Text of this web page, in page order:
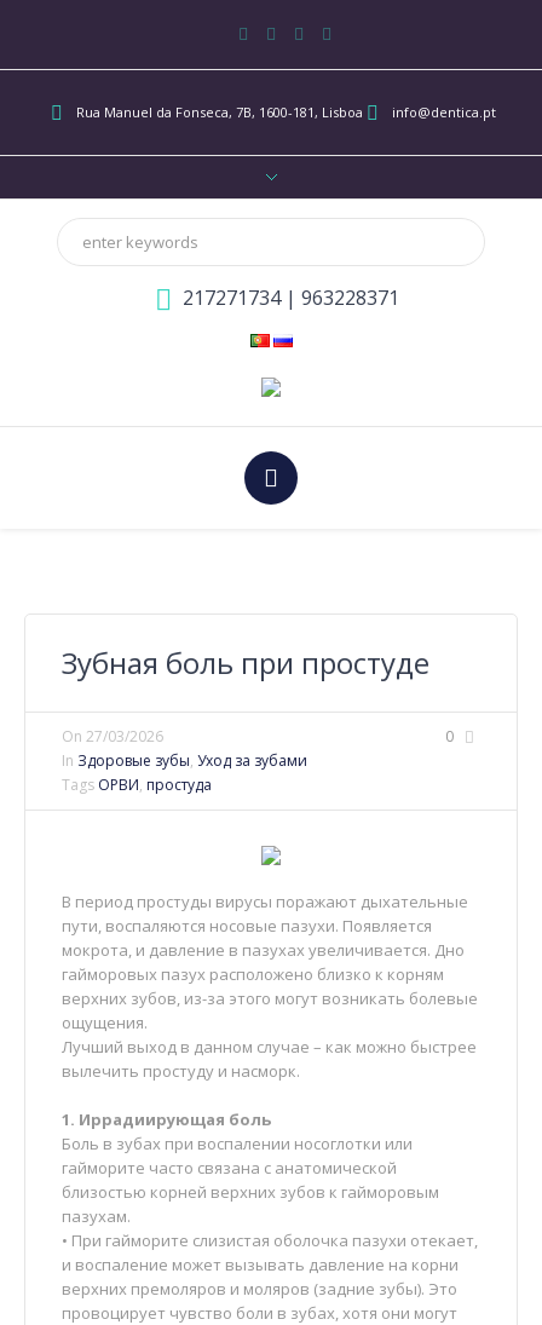
Rua Manuel da Fonseca, 7B, 1600-181, Lisboa info@dentica.pt
217271734 |963228371
Зубная боль при простуде
0
On 27/03/2026
In Здоровые зубы, Уход за зубами
Tags ОРВИ, простуда
В период простуды вирусы поражают дыхательные
пути, воспаляются носовые пазухи. Появляется
мокрота, и давление в пазухах увеличивается. Дно
гайморовых пазух расположено близко к корням
верхних зубов, из-за этого могут возникать болевые
ощущения.
Лучший выход в данном случае – как можно быстрее
вылечить простуду и насморк.
1. Иррадиирующая боль
Боль в зубах при воспалении носоглотки или
гайморите часто связана с анатомической
близостью корней верхних зубов к гайморовым
пазухам.
• При гайморите слизистая оболочка пазухи отекает,
и воспаление может вызывать давление на корни
верхних премоляров и моляров (задние зубы). Это
провоцирует чувство боли в зубах, хотя они могут